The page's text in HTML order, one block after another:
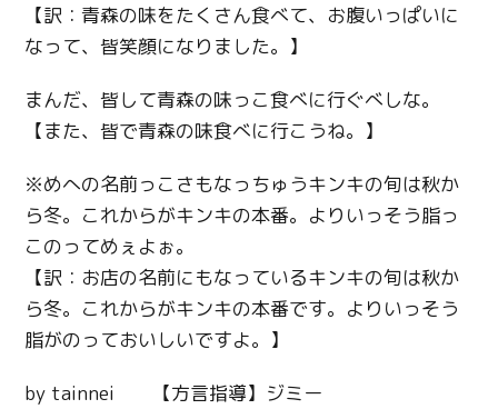
【訳：青森の味をたくさん食べて、お腹いっぱいに
なって、皆笑顔になりました。】
まんだ、皆して青森の味っこ食べに行ぐべしな。
【また、皆で青森の味食べに行こうね。】
※めへの名前っこさもなっちゅうキンキの旬は秋か
ら冬。これからがキンキの本番。よりいっそう脂っ
このってめぇよぉ。
【訳：お店の名前にもなっているキンキの旬は秋か
ら冬。これからがキンキの本番です。よりいっそう
脂がのっておいしいですよ。】
by tainnei 【方言指導】ジミー